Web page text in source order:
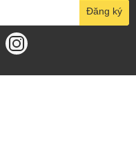
Đăng ký